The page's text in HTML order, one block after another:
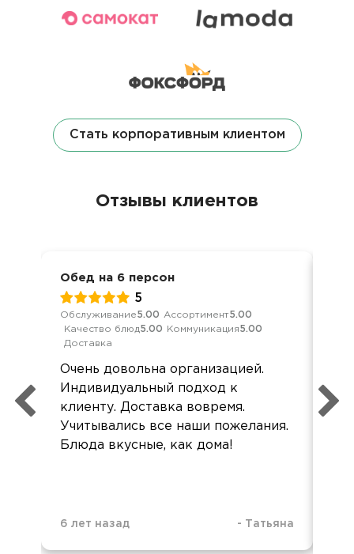
Стать корпоративным клиентом
Отзывы клиентов
Обед на 6 персон
5
Обслуживание5.00 Ассортимент5.00
Качество блюд5.00 Коммуникация5.00
Доставка
Очень довольна организацией.
Индивидуальный подход к
клиенту. Доставка вовремя.
Учитывались все наши пожелания.
Блюда вкусные, как дома!
6 лет назад - Татьяна